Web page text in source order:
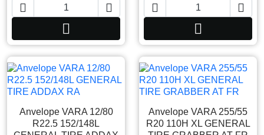
 

 

Anvelope VARA 12/80
R22.5 152/148L
Anvelope VARA 255/55
R20 110H XL GENERAL